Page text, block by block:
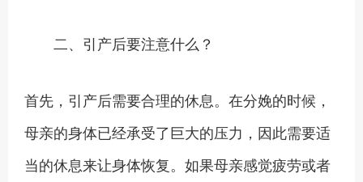
二、引产后要注意什么？
首先，引产后需要合理的休息。在分娩的时候，
母亲的身体已经承受了巨大的压力，因此需要适
当的休息来让身体恢复。如果母亲感觉疲劳或者